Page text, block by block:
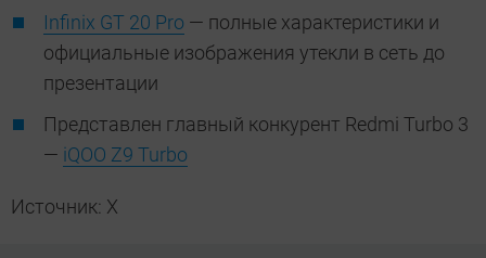
Infinix GT 20 Pro — полные характеристики и
официальные изображения утекли в сеть до
презентации
Представлен главный конкурент Redmi Turbo 3
— iQOO Z9 Turbo
Источник: X